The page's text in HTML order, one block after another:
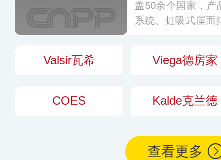
盖50余个国家，产
系统、虹吸式屋面
于提供符合本土
Valsir瓦希 Viega德房家
COES Kalde克兰德
查看更多